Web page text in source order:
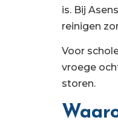
is. Bij
reinigen
Voor
vroege
storen.